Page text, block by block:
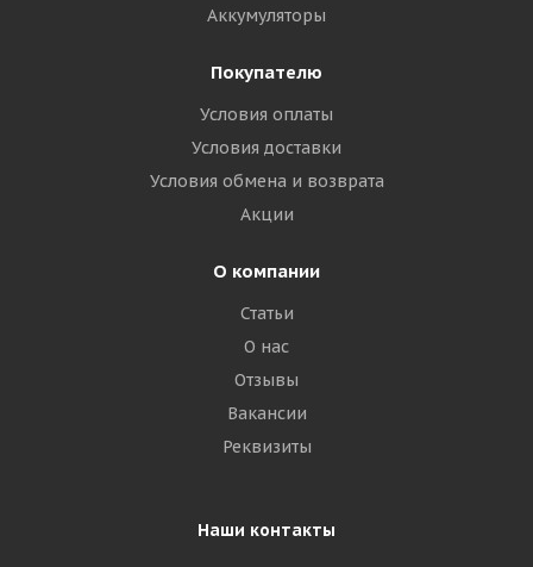
Аккумуляторы
Покупателю
Условия оплаты
Условия доставки
Условия обмена и возврата
Акции
О компании
Статьи
О нас
Отзывы
Вакансии
Реквизиты
Наши контакты